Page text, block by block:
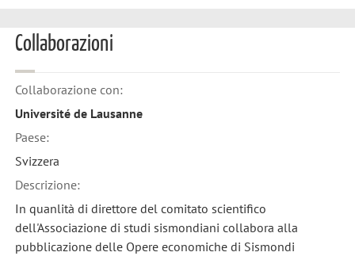
Collaborazioni
Collaborazione con:
Université de Lausanne
Paese:
Svizzera
Descrizione:
In quanlità di direttore del comitato scientifico
dell'Associazione di studi sismondiani collabora alla
pubblicazione delle Opere economiche di Sismondi